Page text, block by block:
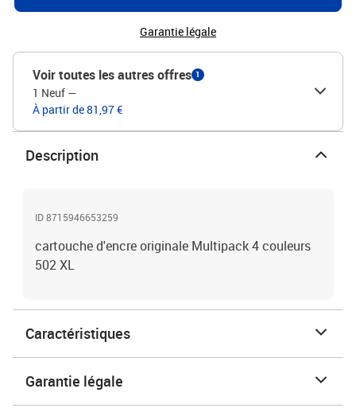
Garantie légale
Voir toutes les autres offres 1
1 Neuf —
À partir de 81,97 €
Description
ID 8715946653259
cartouche d'encre originale Multipack 4 couleurs
502 XL
Caractéristiques
Garantie légale